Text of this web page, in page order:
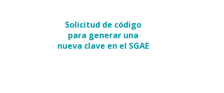
Solicitud de código
para generar una
nueva clave en el SGAE